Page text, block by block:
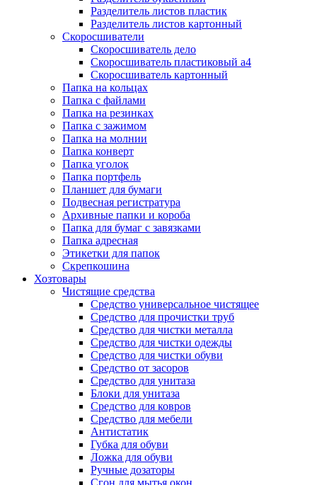
Разделитель листов пластик
Разделитель листов картонный
Скоросшиватели
Скоросшиватель дело
Скоросшиватель пластиковый а4
Скоросшиватель картонный
Папка на кольцах
Папка с файлами
Папка на резинках
Папка с зажимом
Папка на молнии
Папка конверт
Папка уголок
Папка портфель
Планшет для бумаги
Подвесная регистратура
Архивные папки и короба
Папка для бумаг с завязками
Папка адресная
Этикетки для папок
Скрепкошина
Хозтовары
Чистящие средства
Средство универсальное чистящее
Средство для прочистки труб
Средство для чистки металла
Средство для чистки одежды
Средство для чистки обуви
Средство от засоров
Средство для унитаза
Блоки для унитаза
Средство для ковров
Средство для мебели
Антистатик
Губка для обуви
Ложка для обуви
Ручные дозаторы
Сгон для мытья окон